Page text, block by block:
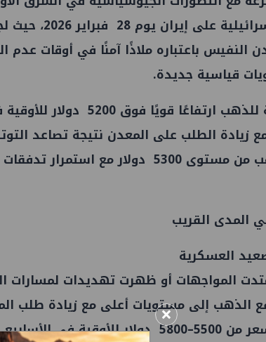
الضربة الأمريكية – الإسرائيلية على إيران يوم 28
النفيس باعتباره ملاذًا آمنًا في أوقات عدم
قياسية جديدة.
وشهدت العقود الآجلة للذهب ارتفاعًا قويًا فوق 5200
مع زيادة الطلب على المعدن نتيجة تصاعد
المنطقة. واقترب الذهب من مستوى 5300 دولار مع
المدى القريب
العسكرية
المواجهات أو ظهرت تهديدات لمسارات
الذهب إلى مستويات أعلى مع زيادة طلب
الآمنة، وربما يقترب السعر من 5500–5800 دولار للأوقية في×